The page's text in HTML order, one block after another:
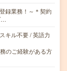
録業務！～＊契約
…
キル不要 / 英語力
のご経験がある方